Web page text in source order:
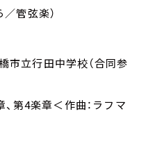
／管弦楽）
市立行田中学校（合同参
、第4楽章＜作曲：ラフマ